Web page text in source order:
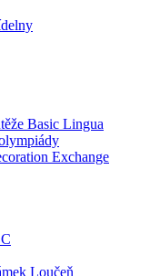
Basic Lingua
Exchange
Loučeň